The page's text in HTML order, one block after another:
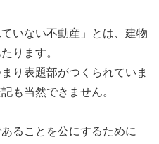
いない不動産」とは、建物
ります。
り表題部がつくられていま
も当然できません。
ることを公にするために